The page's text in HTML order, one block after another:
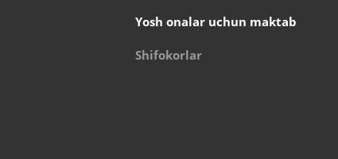
Yosh onalar uchun maktab
Shifokorlar